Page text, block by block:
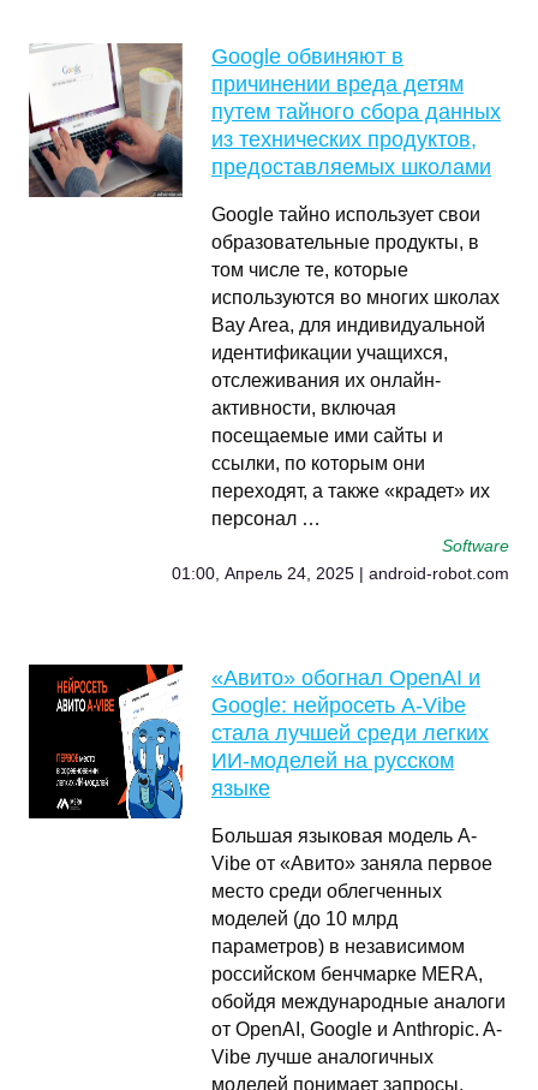
Google обвиняют в
причинении вреда детям
путем тайного сбора данных
из технических продуктов,
предоставляемых школами
Google тайно использует свои
образовательные продукты, в
том числе те, которые
используются во многих школах
Bay Area, для индивидуальной
идентификации учащихся,
отслеживания их онлайн-
активности, включая
посещаемые ими сайты и
ссылки, по которым они
переходят, а также «крадет» их
персонал …
Software
01:00, Апрель 24, 2025 | android-robot.com
«Авито» обогнал OpenAI и
Google: нейросеть A-Vibe
стала лучшей среди легких
ИИ-моделей на русском
языке
Большая языковая модель A-
Vibe от «Авито» заняла первое
место среди облегченных
моделей (до 10 млрд
параметров) в независимом
российском бенчмарке MERA,
обойдя международные аналоги
от OpenAI, Google и Anthropic. A-
Vibe лучше аналогичных
моделей понимает запросы,